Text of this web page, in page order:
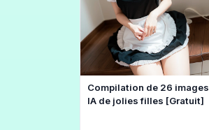
Compilation de 26 images
IA de jolies filles [Gratuit]